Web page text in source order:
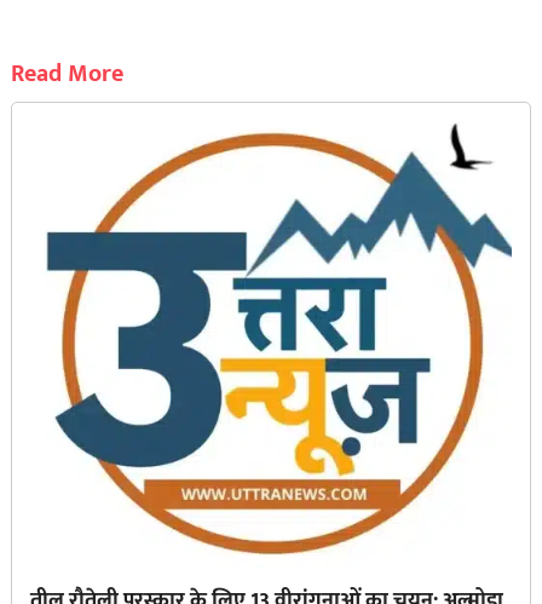
Read More